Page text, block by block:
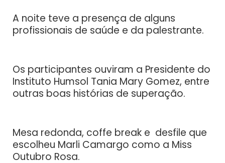
A noite teve a presença de alguns
profissionais de saúde e da palestrante.
Os participantes ouviram a Presidente do
Instituto Humsol Tania Mary Gomez, entre
outras boas histórias de superação.
Mesa redonda, coffe break e desfile que
escolheu Marli Camargo como a Miss
Outubro Rosa.